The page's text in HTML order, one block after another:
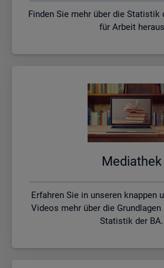
Finden Sie mehr über die Statistik
für Arbeit heraus
Me­dia­thek
Erfahren Sie in unseren knappen
Videos mehr über die
Statistik der BA.